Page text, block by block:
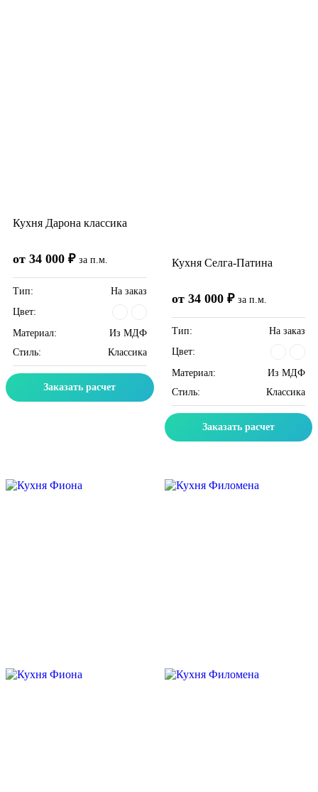
Кухня Дарона классика
от 34 000 ₽ за п.м.
Тип:
На заказ
Цвет:
Материал:
Из МДФ
Стиль:
Классика
Заказать расчет
Кухня Селга-Патина
от 34 000 ₽ за п.м.
Тип:
На заказ
Цвет:
Материал:
Из МДФ
Стиль:
Классика
Заказать расчет